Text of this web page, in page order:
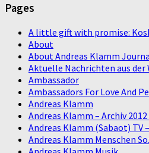
Pages
A little gift with promise:
About
About Andreas Klamm
Aktuelle Nachrichten aus der
Ambassador
Ambassadors For Love And
Andreas Klamm
Andreas Klamm – Archiv 2012
Andreas Klamm (Sabaot) TV
Andreas Klamm Menschen